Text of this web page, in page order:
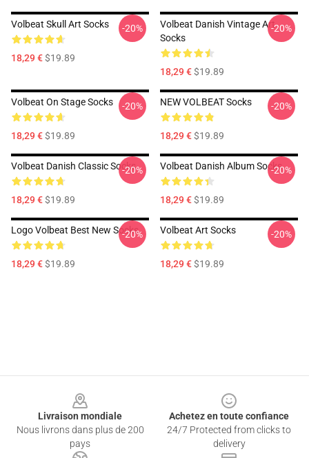
Volbeat Skull Art Socks
18,29 €$19.89
-20%
Volbeat Danish Vintage Art
Socks
18,29 €$19.89
-20%
Volbeat On Stage Socks
18,29 €$19.89
-20% NEW VOLBEAT Socks
18,29 €$19.89
-20%
Volbeat Danish Classic Socks
18,29 €$19.89
-20% Volbeat Danish Album Socks
18,29 €$19.89
-20%
Logo Volbeat Best New Socks
18,29 €$19.89
-20% Volbeat Art Socks
18,29 €$19.89
-20%
Livraison mondiale
Nous livrons dans plus de 200
pays
Achetez en toute confiance
24/7 Protected from clicks to
delivery